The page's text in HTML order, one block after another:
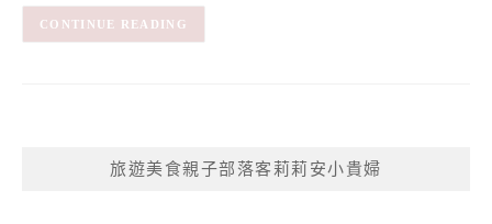
CONTINUE READING
旅遊美食親子部落客莉莉安小貴婦